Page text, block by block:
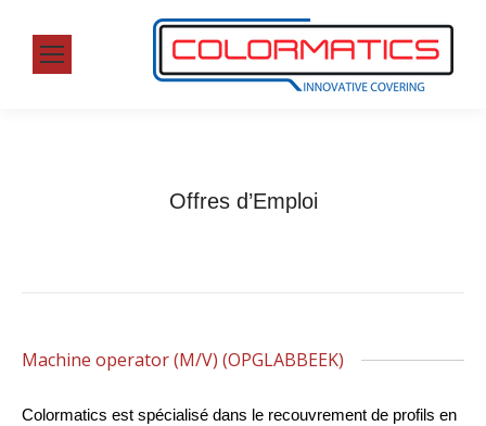
Offres d’Emploi
Machine operator (M/V) (OPGLABBEEK)
Colormatics est spécialisé dans le recouvrement de profils en